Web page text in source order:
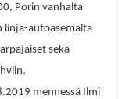
Porin vanhalta
linja-autoasemalta
sekä
mennessä Ilmi